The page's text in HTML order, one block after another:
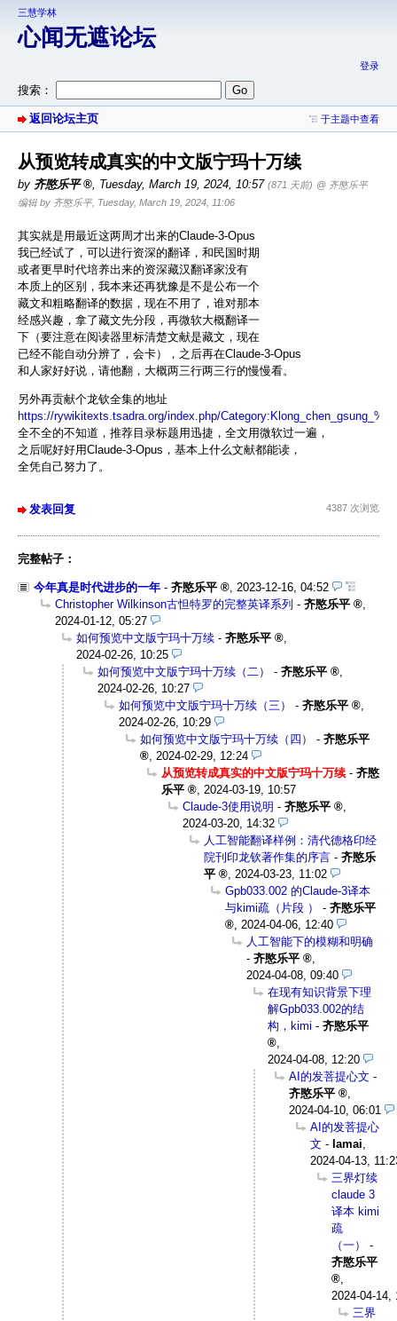
三慧学林
心闻无遮论坛
登录
搜索：
返回论坛主页 于主题中查看
从预览转成真实的中文版宁玛十万续
by 齐愍乐平 , Tuesday, March 19, 2024, 10:57 (871 天前) @ 齐愍乐平
编辑 by 齐愍乐平, Tuesday, March 19, 2024, 11:06
其实就是用最近这两周才出来的Claude-3-Opus
我已经试了，可以进行资深的翻译，和民国时期
或者更早时代培养出来的资深藏汉翻译家没有
本质上的区别，我本来还再犹豫是不是公布一个
藏文和粗略翻译的数据，现在不用了，谁对那本
经感兴趣，拿了藏文先分段，再微软大概翻译一
下（要注意在阅读器里标清楚文献是藏文，现在
已经不能自动分辨了，会卡），之后再在Claude-3-Opus
和人家好好说，请他翻，大概两三行两三行的慢慢看。
另外再贡献个龙钦全集的地址
https://rywikitexts.tsadra.org/index.php/
全不全的不知道，推荐目录标题用迅捷，全文用微软过一遍，
之后呢好好用Claude-3-Opus，基本上什么文献都能读，
全凭自己努力了。
发表回复 4387 次浏览
完整帖子：
今年真是时代进步的一年 -齐愍乐平
2023-12-16, 04:52
Christopher Wilkinson古怛特罗的完整英译系列 -齐愍乐平
2024-01-12, 05:27
如何预览中文版宁玛十万续 -齐愍乐平
2024-02-26, 10:25
如何预览中文版宁玛十万续（二）
-齐愍乐平
2024-02-26, 10:27
如何预览中文版宁玛十万续（三）
-齐愍乐平
2024-02-26, 10:29
如何预览中文版宁玛十万续（四）
-齐愍乐平
2024-02-29, 12:24
从预览转成真实的中文版宁玛十万续-齐愍
乐平
2024-03-19, 10:57
Claude-3使用说明 -齐愍乐平
2024-03-20, 14:32
人工智能翻译样例：清代德格印经
院刊印龙钦著作集的序言 -齐愍乐
平
2024-03-23, 11:02
Gpb033.002 的Claude-3译本
与kimi疏（片段 ）
-齐愍乐平
2024-04-06, 12:40
人工智能下的模糊和明确
-齐愍乐平
2024-04-08, 09:40
在现有知识背景下理
解Gpb033.002的结
构，kimi -齐愍乐平
2024-04-08, 12:20
AI的发菩提心文 -
齐愍乐平
2024-04-10, 06:01
AI的发菩提心
文 - Iamai
2024-04-13,
三界灯续
claude 3
译本 kimi
疏
（一）
-
齐愍乐平
2024-04-14,
三界